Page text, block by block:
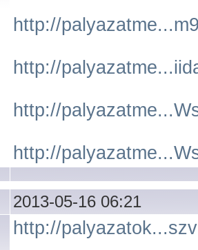
http://
http://
http://
http://
2013-05-16 06:21
http://